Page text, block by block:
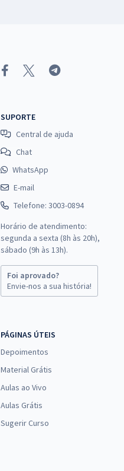
SUPORTE
Central de ajuda
Chat
WhatsApp
E-mail
Telefone: 3003-0894
Horário de atendimento:
segunda a sexta (8h às 20h),
sábado (9h às 13h).
Foi aprovado?
Envie-nos a sua história!
PÁGINAS ÚTEIS
Depoimentos
Material Grátis
Aulas ao Vivo
Aulas Grátis
Sugerir Curso